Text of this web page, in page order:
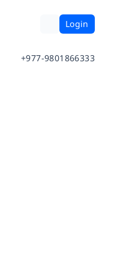
Login
+977-9801866333